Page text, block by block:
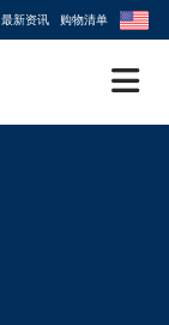
最新资讯 购物清单